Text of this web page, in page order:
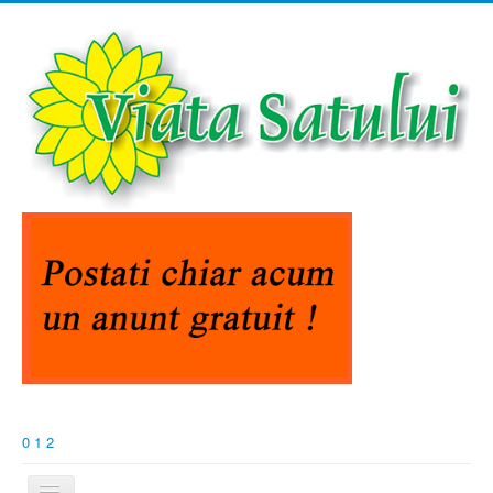
0 1 2